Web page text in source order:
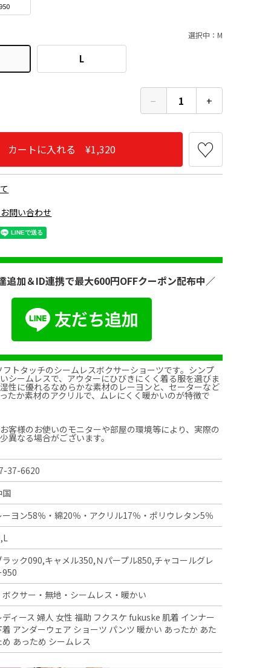
選択中：M
L
− 1 +
カートに入れる ¥1,320
問い合わせ
追加＆ID連携で最大600円OFFクーポン配布中／
トタッチのシームレスボクサーショーツです。シンプ
シームレスで、アウターにひびきにくく着る服を選びま
性に優れるなめらかな素材のレーヨンと、セーターなど
たか素材のアクリルで、ムレにくく暖かいのが特徴で
客様のお使いのモニターや部屋の環境等により、実際の
異なる場合がございます。
37-6620
国
ーヨン58％・綿20％・アクリル17％・ポリウレタン5％
ラック090,キャメル350,Ｎパープル850,チャコールグレ
950
ボクサー・無地・シームレス・暖かい
ディース 婦人 女性 福助 フクスケ fukuske 肌着 インナー
着 アンダーウェア ショーツ パンツ 暖かい あったか あた
め あっため シームレス